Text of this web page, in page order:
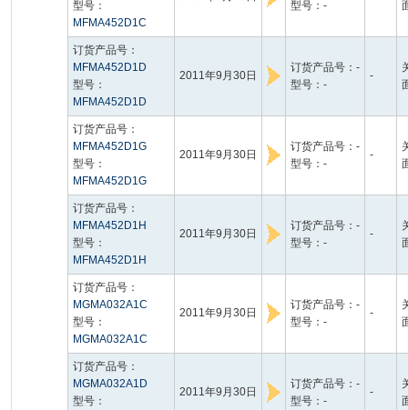
型号：
MFMA452D1C
型号：-
订货产品号：
MFMA452D1D
型号：
MFMA452D1D
2011年9月30日
订货产品号：-
型号：-
-
订货产品号：
MFMA452D1G
型号：
MFMA452D1G
2011年9月30日
订货产品号：-
型号：-
-
订货产品号：
MFMA452D1H
型号：
MFMA452D1H
2011年9月30日
订货产品号：-
型号：-
-
订货产品号：
MGMA032A1C
型号：
MGMA032A1C
2011年9月30日
订货产品号：-
型号：-
-
订货产品号：
MGMA032A1D
型号：
2011年9月30日
订货产品号：-
型号：-
-